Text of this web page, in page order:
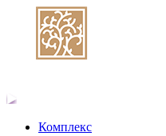
Комплекс